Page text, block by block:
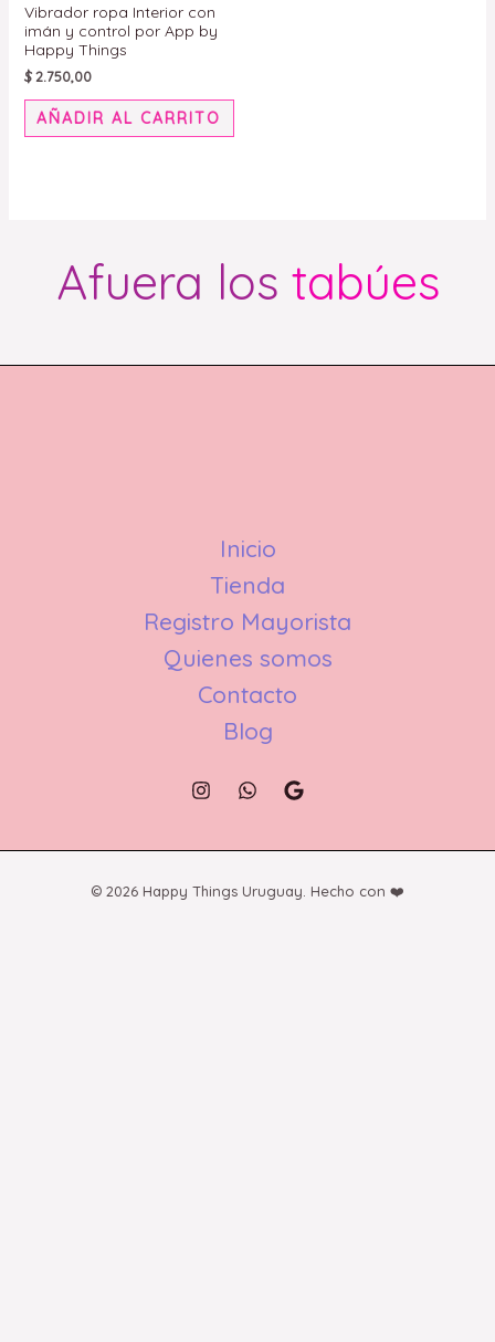
Vibrador ropa Interior con
imán y control por App by
Happy Things
$2.750,00
AÑADIR AL CARRITO
Afuera los tabúes
Inicio
Tienda
Registro Mayorista
Quienes somos
Contacto
Blog
© 2026 Happy Things Uruguay. Hecho con ❤️